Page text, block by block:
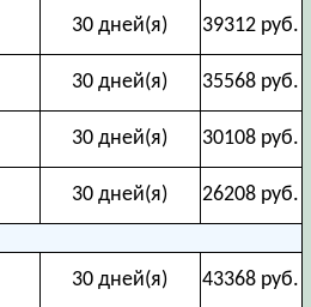
30 дней(я)
39312 руб.
30 дней(я)
35568 руб.
30 дней(я)
30108 руб.
30 дней(я)
26208 руб.
30 дней(я)
43368 руб.